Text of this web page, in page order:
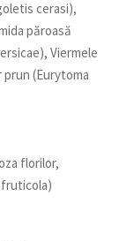
cerasi),
păroasă
Viermele
(Eurytoma
florilor,